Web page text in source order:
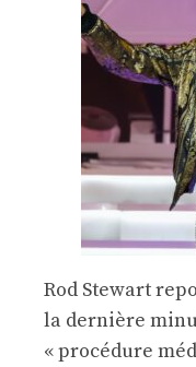
Rod Stewart
la dernière
« procédure